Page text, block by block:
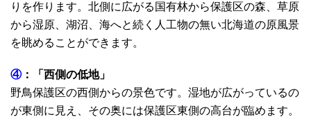
りを作ります。北側に広がる国有林から保護区の森、草原
から湿原、湖沼、海へと続く人工物の無い北海道の原風景
を眺めることができます。
④：「西側の低地」
野鳥保護区の西側からの景色です。湿地が広がっているの
が東側に見え、その奥には保護区東側の高台が臨めます。